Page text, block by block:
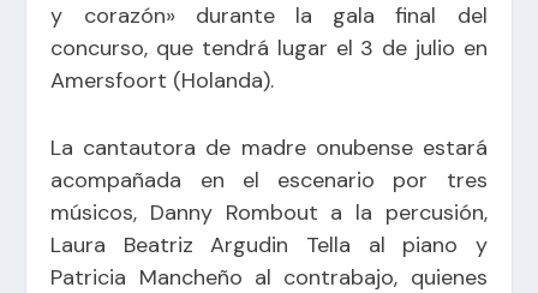
y corazón» durante la gala final del
concurso, que tendrá lugar el 3 de julio en
Amersfoort (Holanda).
La cantautora de madre onubense estará
acompañada en el escenario por tres
músicos, Danny Rombout a la percusión,
Laura Beatriz Argudin Tella al piano y
Patricia Mancheño al contrabajo, quienes